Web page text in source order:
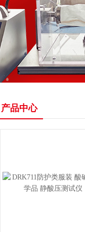
产品中心